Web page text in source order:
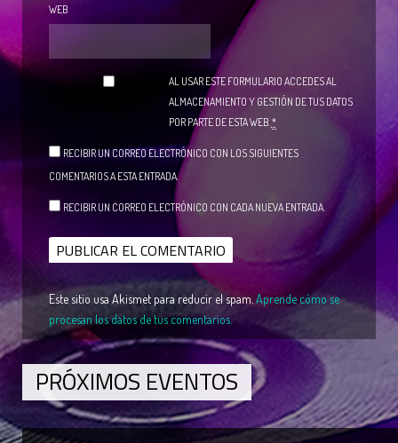
WEB
AL USAR ESTE FORMULARIO ACCEDES AL
ALMACENAMIENTO Y GESTIÓN DE TUS DATOS
POR PARTE DE ESTA WEB.*
RECIBIR UN CORREO ELECTRÓNICO CON LOS SIGUIENTES
COMENTARIOS A ESTA ENTRADA.
RECIBIR UN CORREO ELECTRÓNICO CON CADA NUEVA ENTRADA.
Este sitio usa Akismet para reducir el spam.Aprende cómo se
procesan los datos de tus comentarios.
PRÓXIMOS EVENTOS